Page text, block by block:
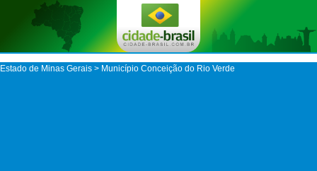
Estado de Minas Gerais > Município Conceição do Rio Verde